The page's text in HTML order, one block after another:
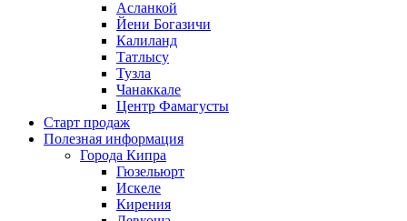
Асланкой
Йени Богазичи
Калиланд
Татлысу
Тузла
Чанаккале
Центр Фамагусты
Старт продаж
Полезная информация
Города Кипра
Гюзельюрт
Искеле
Кирения